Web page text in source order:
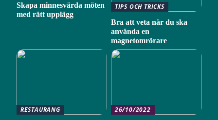
Skapa minnesvärda möten
med rätt upplägg
TIPS OCH TRICKS
Bra att veta när du ska
använda en
magnetomrörare
RESTAURANG
26/10/2022